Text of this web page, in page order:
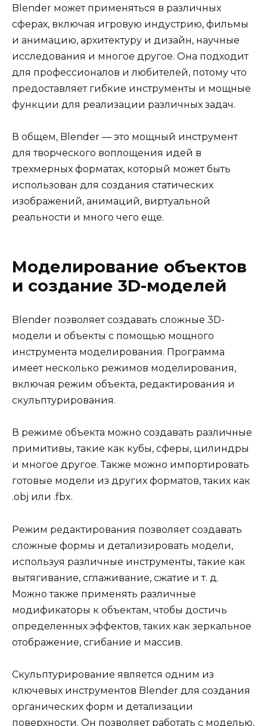
Blender может применяться в различных
сферах, включая игровую индустрию, фильмы
и анимацию, архитектуру и дизайн, научные
исследования и многое другое. Она подходит
для профессионалов и любителей, потому что
предоставляет гибкие инструменты и мощные
функции для реализации различных задач.
В общем, Blender — это мощный инструмент
для творческого воплощения идей в
трехмерных форматах, который может быть
использован для создания статических
изображений, анимаций, виртуальной
реальности и много чего еще.
Моделирование объектов
и создание 3D-моделей
Blender позволяет создавать сложные 3D-
модели и объекты с помощью мощного
инструмента моделирования. Программа
имеет несколько режимов моделирования,
включая режим объекта, редактирования и
скульптурирования.
В режиме объекта можно создавать различные
примитивы, такие как кубы, сферы, цилиндры
и многое другое. Также можно импортировать
готовые модели из других форматов, таких как
.obj или .fbx.
Режим редактирования позволяет создавать
сложные формы и детализировать модели,
используя различные инструменты, такие как
вытягивание, сглаживание, сжатие и т. д.
Можно также применять различные
модификаторы к объектам, чтобы достичь
определенных эффектов, таких как зеркальное
отображение, сгибание и массив.
Скульптурирование является одним из
ключевых инструментов Blender для создания
органических форм и детализации
поверхности. Он позволяет работать с моделью,